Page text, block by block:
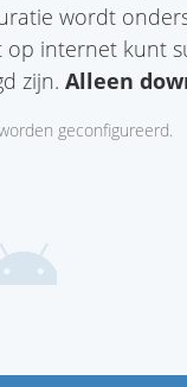
wordt
op internet kunt
zijn. Alleen
geconfigureerd.